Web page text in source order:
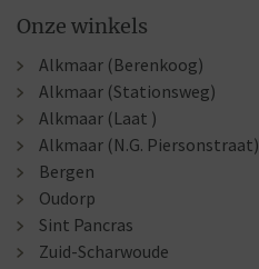
Onze winkels
Alkmaar (Berenkoog)
Alkmaar (Stationsweg)
Alkmaar (Laat )
Alkmaar (N.G. Piersonstraat)
Bergen
Oudorp
Sint Pancras
Zuid-Scharwoude